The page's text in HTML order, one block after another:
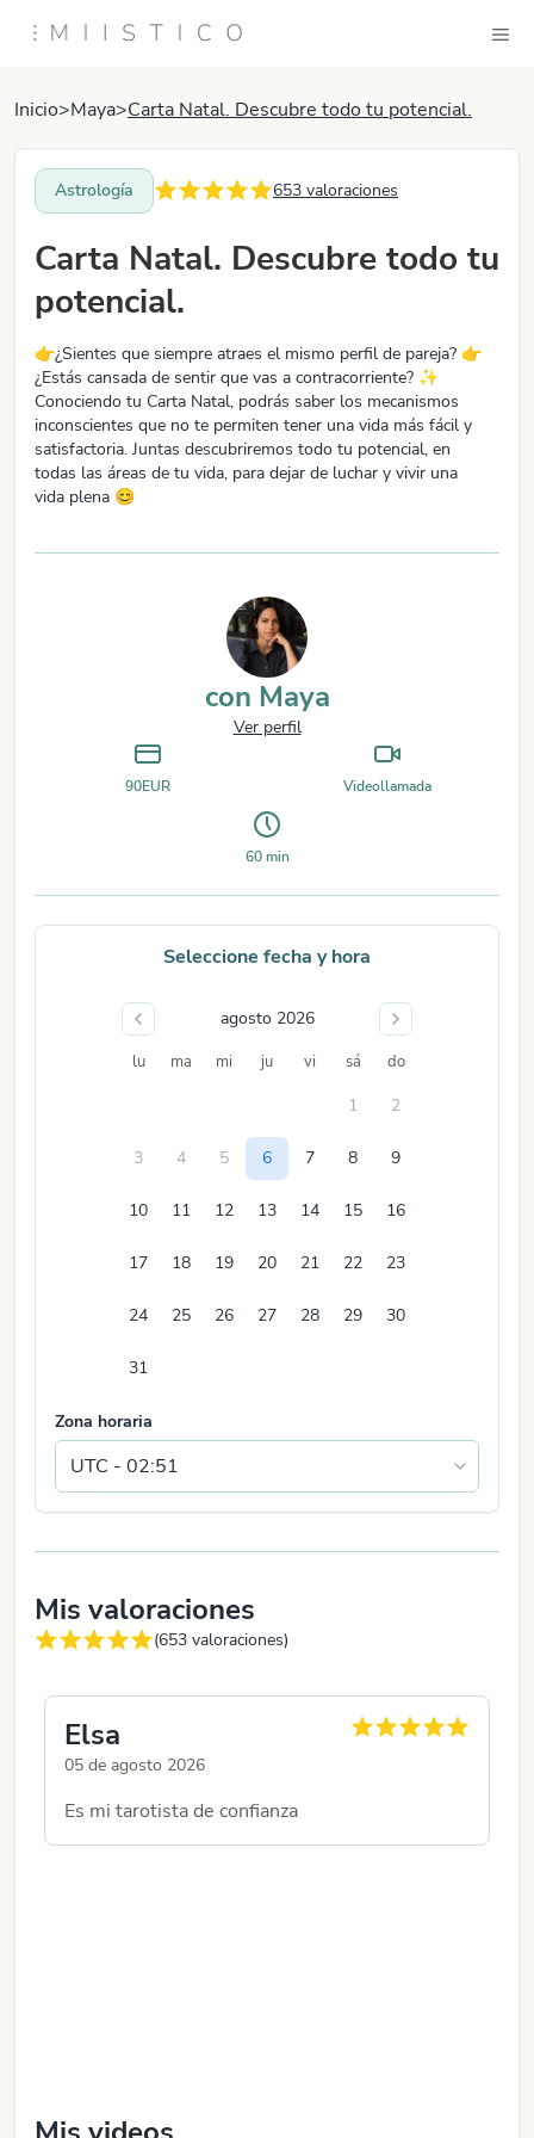
Inicio>Maya>Carta Natal. Descubre todo tu potencial.
Astrología 653 valoraciones
Carta Natal. Descubre todo tu
potencial.
👉​¿Sientes que siempre atraes el mismo perfil de pareja? 👉​
¿Estás cansada de sentir que vas a contracorriente? ​✨​
Conociendo tu Carta Natal, podrás saber los mecanismos
inconscientes que no te permiten tener una vida más fácil y
satisfactoria. Juntas descubriremos todo tu potencial, en
todas las áreas de tu vida, para dejar de luchar y vivir una
vida plena 😊​​
con Maya
Ver perfil
90EUR Videollamada
60min
Seleccione fecha y hora
agosto 2026
lu ma mi ju vi sá do
1 2
3 4 5 6 7 8 9
10 11 12 13 14 15 16
17 18 19 20 21 22 23
24 25 26 27 28 29 30
31
Zona horaria
Mis valoraciones
(653 valoraciones)
Elsa
05 de agosto 2026
Es mi tarotista de confianza